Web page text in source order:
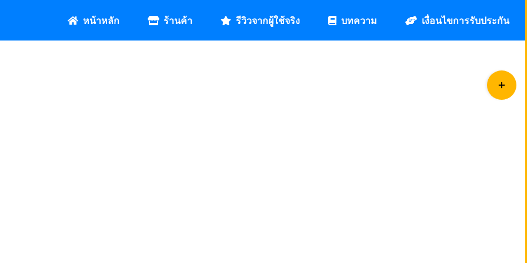
หน้าหลัก ร้านค้า รีวิวจากผู้ใช้จริง บทความ เงื่อนไขการรับประกัน
Toggle
Sliding
Bar